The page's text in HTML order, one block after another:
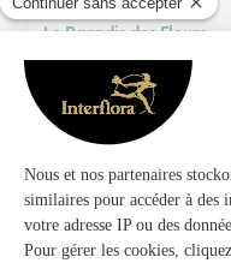
Le Paradis des Fleurs
★ ★ ★★4.8 (110)
7, avenue Maréchal de Lattre
Voir la boutique